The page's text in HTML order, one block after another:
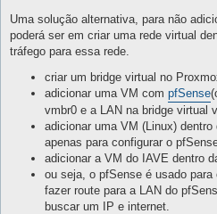
Uma solução alternativa, para não
poderá ser em criar uma rede virtual
tráfego para essa rede.
criar um bridge virtual no
adicionar uma VM com pfSense
vmbr0 e a LAN na bridge virtual
adicionar uma VM (Linux)
apenas para configurar o
adicionar a VM do IAVE dentro
ou seja, o pfSense é usado
fazer route para a LAN do
buscar um IP e internet.